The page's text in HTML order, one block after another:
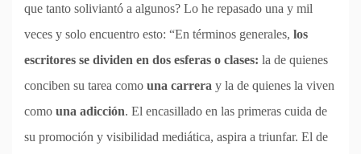
que tanto soliviantó a algunos? Lo he repasado una y mil
veces y solo encuentro esto: “En términos generales, los
escritores se dividen en dos esferas o clases: la de quienes
conciben su tarea como una carrera y la de quienes la viven
como una adicción. El encasillado en las primeras cuida de
su promoción y visibilidad mediática, aspira a triunfar. El de